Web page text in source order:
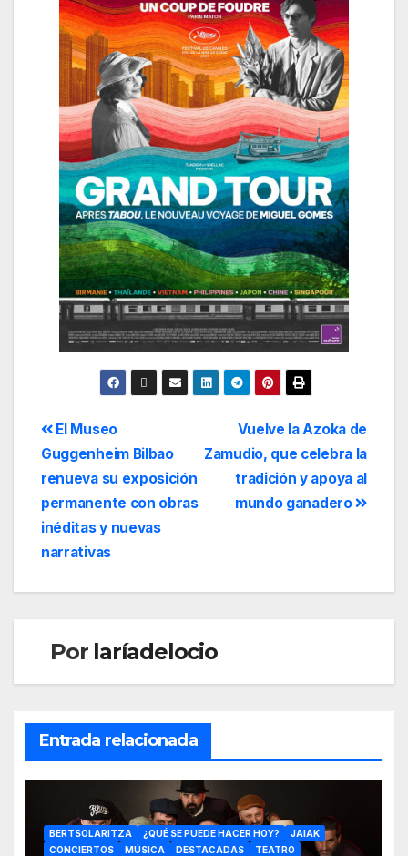
Vuelve la Azoka de
Zamudio, que celebra la
tradición y apoya al
mundo ganadero
El Museo
Guggenheim Bilbao
renueva su exposición
permanente con obras
inéditas y nuevas
narrativas
Por laríadelocio
Entrada relacionada
BERTSOLARITZA ¿QUÉ SE PUEDE HACER HOY?
JAIAK
CONCIERTOS
MÚSICA DESTACADAS TEATRO